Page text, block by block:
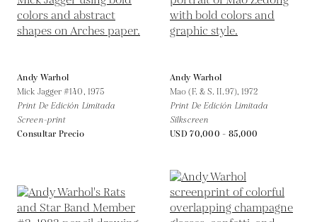
Andy Warhol
Mick Jagger #140, 1975
Print De Edición Limitada
Screen-print
Consultar Precio
Andy Warhol
Mao (F. & S. II.97),1972
Print De Edición Limitada
Silkscreen
USD 70,000 - 85,000